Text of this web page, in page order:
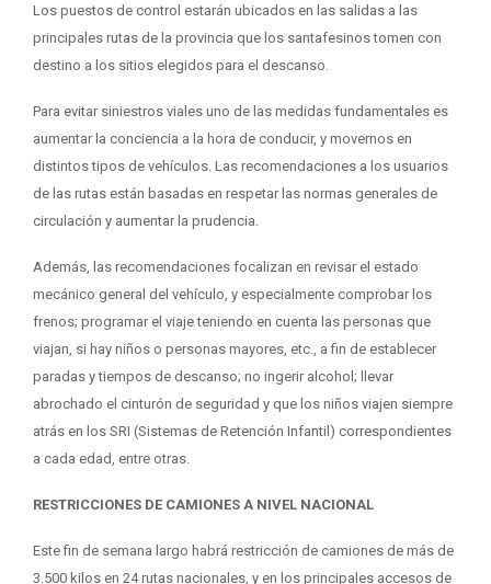
Los puestos de control estarán ubicados en las salidas a las
principales rutas de la provincia que los santafesinos tomen con
destino a los sitios elegidos para el descanso.
Para evitar siniestros viales uno de las medidas fundamentales es
aumentar la conciencia a la hora de conducir, y movernos en
distintos tipos de vehículos. Las recomendaciones a los usuarios
de las rutas están basadas en respetar las normas generales de
circulación y aumentar la prudencia.
Además, las recomendaciones focalizan en revisar el estado
mecánico general del vehículo, y especialmente comprobar los
frenos; programar el viaje teniendo en cuenta las personas que
viajan, si hay niños o personas mayores, etc., a fin de establecer
paradas y tiempos de descanso; no ingerir alcohol; llevar
abrochado el cinturón de seguridad y que los niños viajen siempre
atrás en los SRI (Sistemas de Retención Infantil) correspondientes
a cada edad, entre otras.
RESTRICCIONES DE CAMIONES A NIVEL NACIONAL
Este fin de semana largo habrá restricción de camiones de más de
3.500 kilos en 24 rutas nacionales, y en los principales accesos de